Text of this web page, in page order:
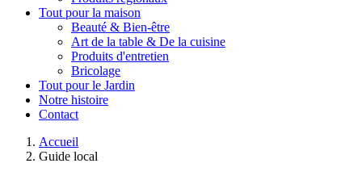
Tout pour la maison
Beauté & Bien-être
Art de la table & De la cuisine
Produits d'entretien
Bricolage
Tout pour le Jardin
Notre histoire
Contact
Accueil
Guide local